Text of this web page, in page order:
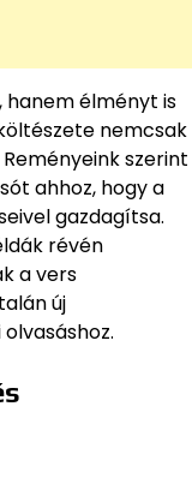
hanem élményt is
nemcsak
szerint
ahhoz, hogy a
gazdagítsa.
révén
a vers
új